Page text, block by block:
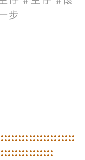
步
:::::::::::::::::::::
::::::::::::::